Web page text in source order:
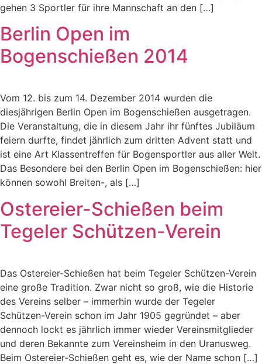
gehen 3 Sportler für ihre Mannschaft an den […]
Berlin Open im
Bogenschießen 2014
Vom 12. bis zum 14. Dezember 2014 wurden die
diesjährigen Berlin Open im Bogenschießen ausgetragen.
Die Veranstaltung, die in diesem Jahr ihr fünftes Jubiläum
feiern durfte, findet jährlich zum dritten Advent statt und
ist eine Art Klassentreffen für Bogensportler aus aller Welt.
Das Besondere bei den Berlin Open im Bogenschießen: hier
können sowohl Breiten-, als […]
Ostereier-Schießen beim
Tegeler Schützen-Verein
Das Ostereier-Schießen hat beim Tegeler Schützen-Verein
eine große Tradition. Zwar nicht so groß, wie die Historie
des Vereins selber – immerhin wurde der Tegeler
Schützen-Verein schon im Jahr 1905 gegründet – aber
dennoch lockt es jährlich immer wieder Vereinsmitglieder
und deren Bekannte zum Vereinsheim in den Uranusweg.
Beim Ostereier-Schießen geht es, wie der Name schon […]